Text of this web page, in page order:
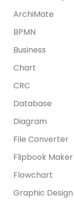
ArchiMate
BPMN
Business
Chart
CRC
Database
Diagram
File Converter
Flipbook Maker
Flowchart
Graphic Design